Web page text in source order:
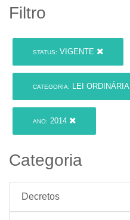
Filtro
STATUS: VIGENTE
CATEGORIA: LEI ORDINÁRIA
ANO: 2014
Categoria
Decretos